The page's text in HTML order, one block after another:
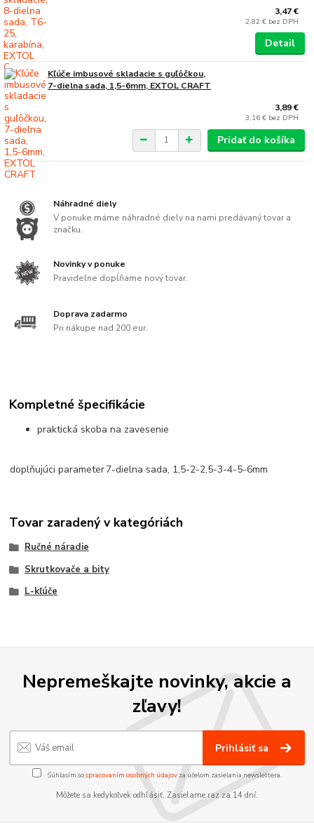
3,47 €
2,82 € bez DPH
Detail
Kľúče imbusové skladacie s guľôčkou,
7-dielna sada, 1,5-6mm, EXTOL CRAFT
3,89 €
3,16 € bez DPH
Pridať do košíka
Náhradné diely
V ponuke máme náhradné diely na nami predávaný tovar a
značku.
Novinky v ponuke
Pravideľne dopĺňame nový tovar.
Doprava zadarmo
Pri nákupe nad 200 eur.
Kompletné špecifikácie
praktická skoba na zavesenie
doplňujúci parameter7-dielna sada, 1,5-2-2,5-3-4-5-6mm
Tovar zaradený v kategóriách
Ručné náradie
Skrutkovače a bity
L-kľúče
Nepremeškajte novinky, akcie a
zľavy!
Prihlásiť sa
Súhlasím sospracovaním osobných údajov za účelom zasielania newslettera.
Môžete sa kedykoľvek odhlásiť. Zasielame raz za 14 dní.